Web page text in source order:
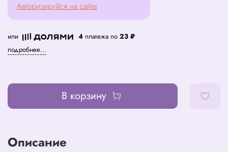
Авторизируйся на сайте
или 4 платежа по 23 ₽
подробнее...
В корзину
Описание